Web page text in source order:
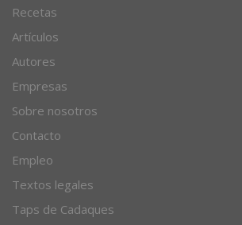
Blog de cocina
Recetas
Artículos
Autores
Empresas
Sobre nosotros
Contacto
Empleo
Textos legales